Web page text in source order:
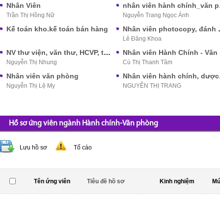
Nhân Viên
Trần Thị Hồng Nữ Nguyễn Trang Ngọc Ánh
Kế toán kho.kế toán bán hàng
Lê Đăng Khoa
NV thư viện, văn thư, HCVP, trực tổng đài, trực page
Nguyễn Thị Nhung Cù Thị Thanh Tâm
Nhân viên văn phòng
Nguyễn Thị Lệ My
Nhân
NGUYỄN THỊ TRANG
Hồ sơ ứng viên ngành Hành chính-Văn phòng
Lưu hồ sơ Tố cáo
Tên ứng viên Tiêu đề hồ sơ Kinh nghiệm